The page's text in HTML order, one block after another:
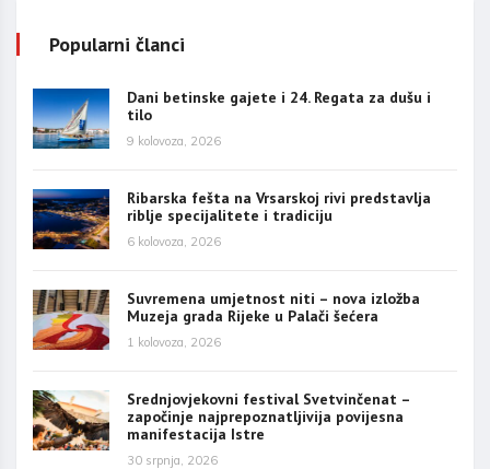
Popularni članci
Dani betinske gajete i 24. Regata za dušu i
tilo
9 kolovoza, 2026
Ribarska fešta na Vrsarskoj rivi predstavlja
riblje specijalitete i tradiciju
6 kolovoza, 2026
Suvremena umjetnost niti – nova izložba
Muzeja grada Rijeke u Palači šećera
1 kolovoza, 2026
Srednjovjekovni festival Svetvinčenat –
započinje najprepoznatljivija povijesna
manifestacija Istre
30 srpnja, 2026